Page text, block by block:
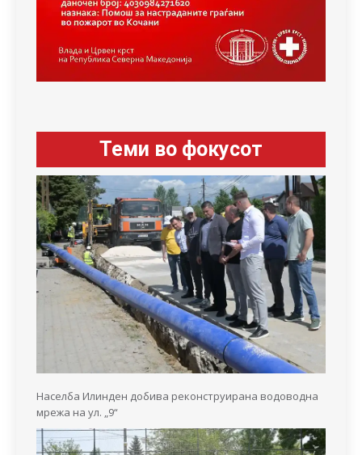
Теми во фокусот
Населба Илинден добива реконструирана водоводна
мрежа на ул. „9“